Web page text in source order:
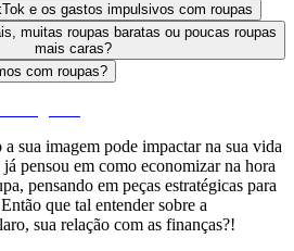
e os gastos impulsivos com roupas
muitas roupas baratas ou poucas roupas
mais caras?
com roupas?
a sua imagem pode impactar na sua vida
pensou em como economizar na hora
, pensando em peças estratégicas para
que tal entender sobre a
sua relação com as finanças?!